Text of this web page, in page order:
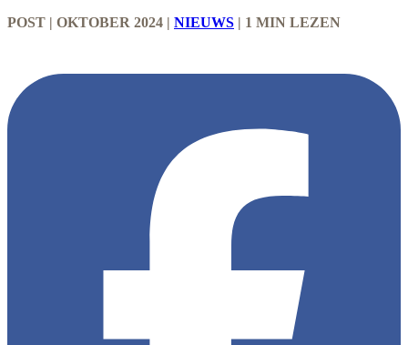
POST | OKTOBER 2024 | NIEUWS | 1 MIN LEZEN